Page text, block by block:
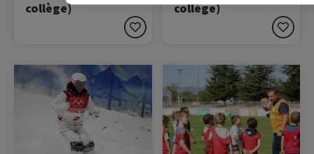
collège)
collège)
Image
A l'approche de la Semaine
Olympique et
Paralympique 2026, cette
troisième fiche action vous
propose de découvrir le
Image
Découvrez tout ce qu'il y a
à savoir sur la pratique du
Rugby en EPS grâce à
cette ressource dédiée !